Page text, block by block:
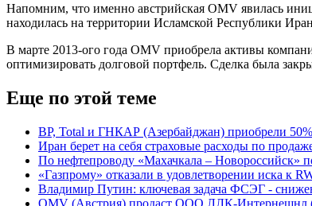
Напомним, что именно австрийская OMV явилась
находилась на территории Исламской Республики
В марте 2013-ого года OMV приобрела активы
оптимизировать долговой портфель. Сделка была
Еще по этой теме
ВР, Total и ГНКАР (Азербайджан) приобрели
Иран берет на себя страховые расходы по
По нефтепроводу «Махачкала – Новороссийск»
«Газпрому» отказали в удовлетворении иска к
Владимир Путин: ключевая задача ФСЭГ -
OMV (Австрия) продаст ООО ЛЛК-Интернешнл